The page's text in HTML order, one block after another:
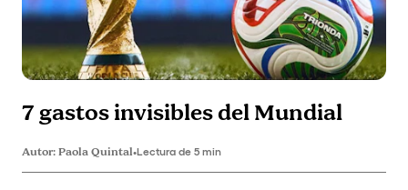
7 gastos invisibles del Mundial
Autor:Paola Quintal•Lectura de 5 min